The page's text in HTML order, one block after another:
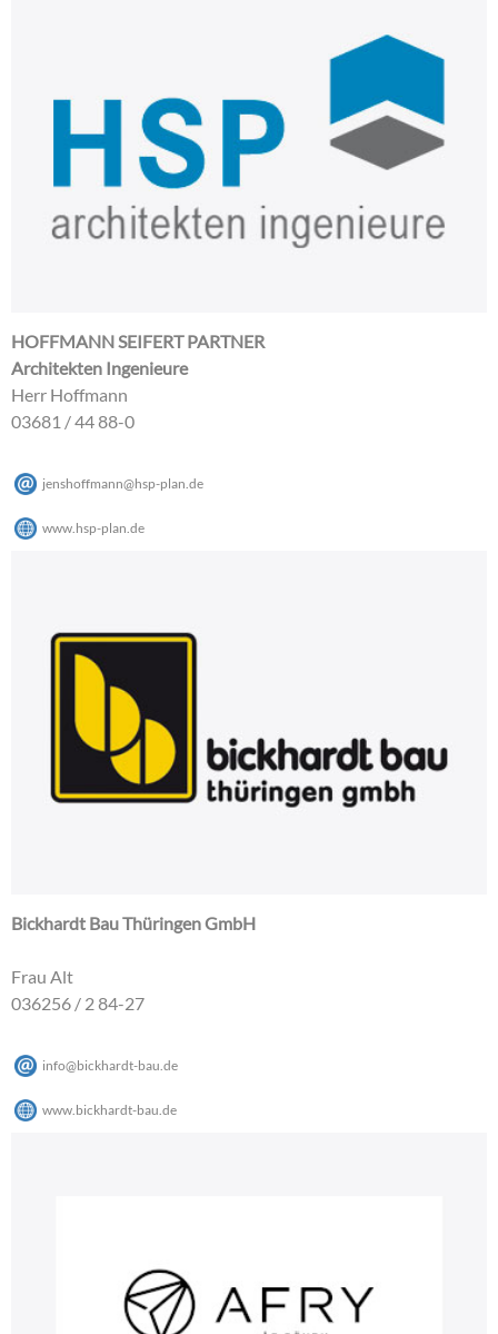
HOFFMANN SEIFERT PARTNER
Architekten Ingenieure
Herr Hoffmann
03681 / 44 88-0
jenshoffmann@hsp-plan.de
www.hsp-plan.de
Bickhardt Bau Thüringen GmbH
Frau Alt
036256 / 2 84-27
info@bickhardt-bau.de
www.bickhardt-bau.de